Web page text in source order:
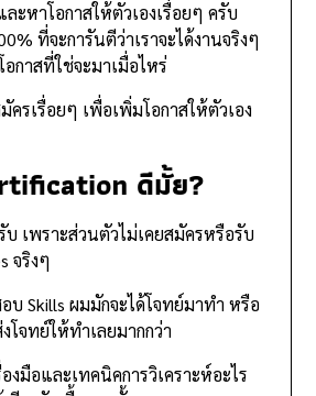
ะหาโอกาสให้ตัวเองเรื่อยๆ ครับ
ที่จะการันตีว่าเราจะได้งานจริงๆ
อกาสที่ใช่จะมาเมื่อไหร่
ครเรื่อยๆ เพื่อเพิ่มโอกาสให้ตัวเอง
ดีมั้ย?
เพราะส่วนตัวไม่เคยสมัครหรือรับ
จริงๆ
บ Skills ผมมักจะได้โจทย์มาทำ หรือ
จทย์ให้ทำเลยมากกว่า
งมือและเทคนิคการวิเคราะห์อะไร